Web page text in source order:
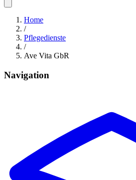
Home
/
Pflegedienste
/
Ave Vita GbR
Navigation